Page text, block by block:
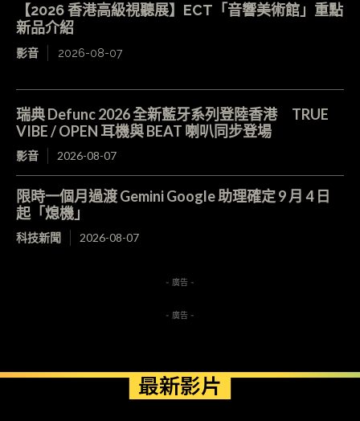
【2026 香港高級視聽展】ECT「音響美術館」重點
新品介紹
影音 2026-08-07
瑞典 Defunc 2026 全新藍牙系列登陸香港 TRUE
VIBE / OPEN 耳機與 BEAT 喇叭同步登場
影音 2026-08-07
限時一個月過渡 Gemini Google 助理確定 9 月 4 日
起「熄機」
科技新聞 2026-08-07
- 廣告 -
- 廣告 -
最新影片